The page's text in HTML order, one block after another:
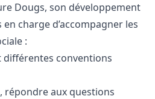
Dougs, son développement
charge d’accompagner les
:
différentes conventions
répondre aux questions